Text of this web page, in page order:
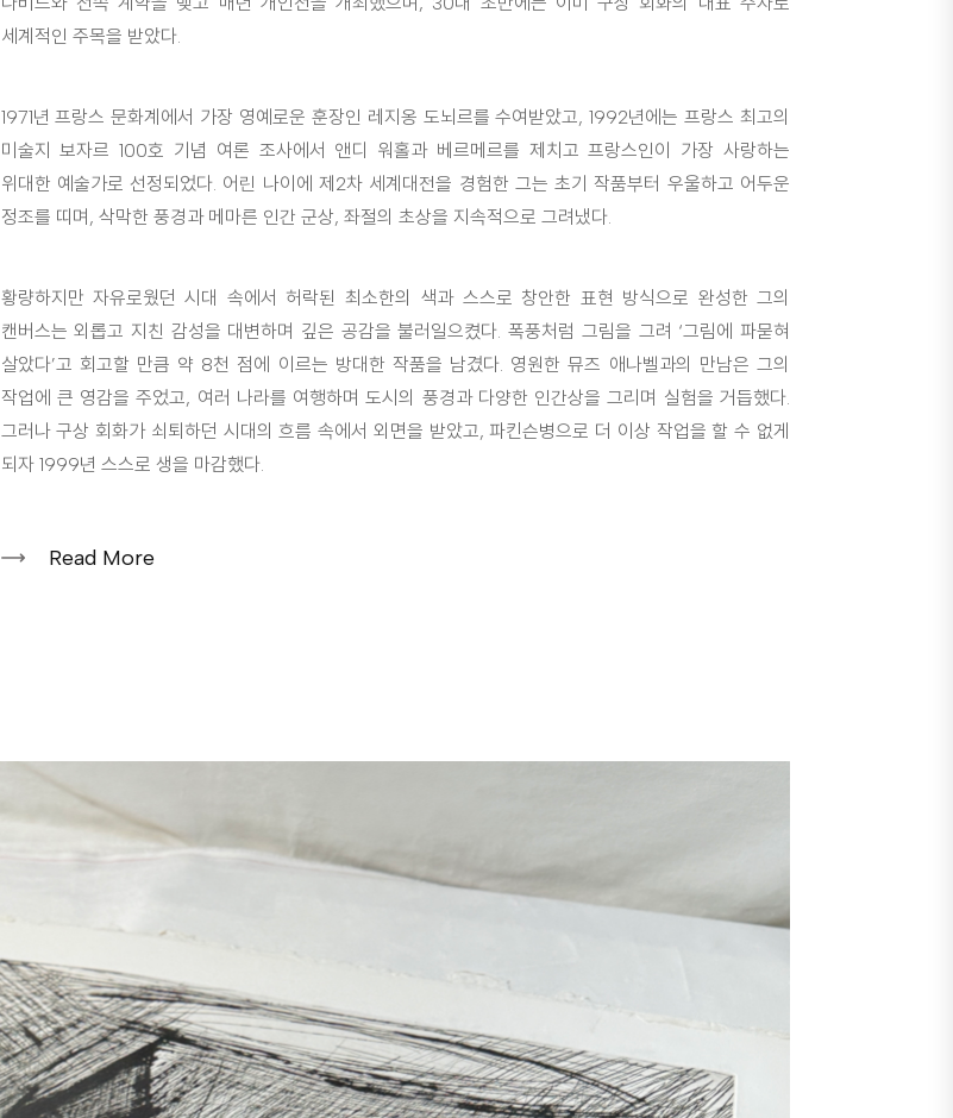
세계적인 주목을 받았다.
1971년 프랑스 문화계에서 가장 영예로운 훈장인 레지옹 도뇌르를 수여받았고, 1992년에는 프랑스 최고의
미술지 보자르 100호 기념 여론 조사에서 앤디 워홀과 베르메르를 제치고 프랑스인이 가장 사랑하는
위대한 예술가로 선정되었다. 어린 나이에 제2차 세계대전을 경험한 그는 초기 작품부터 우울하고 어두운
정조를 띠며, 삭막한 풍경과 메마른 인간 군상, 좌절의 초상을 지속적으로 그려냈다.
황량하지만 자유로웠던 시대 속에서 허락된 최소한의 색과 스스로 창안한 표현 방식으로 완성한 그의
캔버스는 외롭고 지친 감성을 대변하며 깊은 공감을 불러일으켰다. 폭풍처럼 그림을 그려 ‘그림에 파묻혀
살았다’고 회고할 만큼 약 8천 점에 이르는 방대한 작품을 남겼다. 영원한 뮤즈 애나벨과의 만남은 그의
작업에 큰 영감을 주었고, 여러 나라를 여행하며 도시의 풍경과 다양한 인간상을 그리며 실험을 거듭했다.
그러나 구상 회화가 쇠퇴하던 시대의 흐름 속에서 외면을 받았고, 파킨슨병으로 더 이상 작업을 할 수 없게
되자 1999년 스스로 생을 마감했다.
Read More